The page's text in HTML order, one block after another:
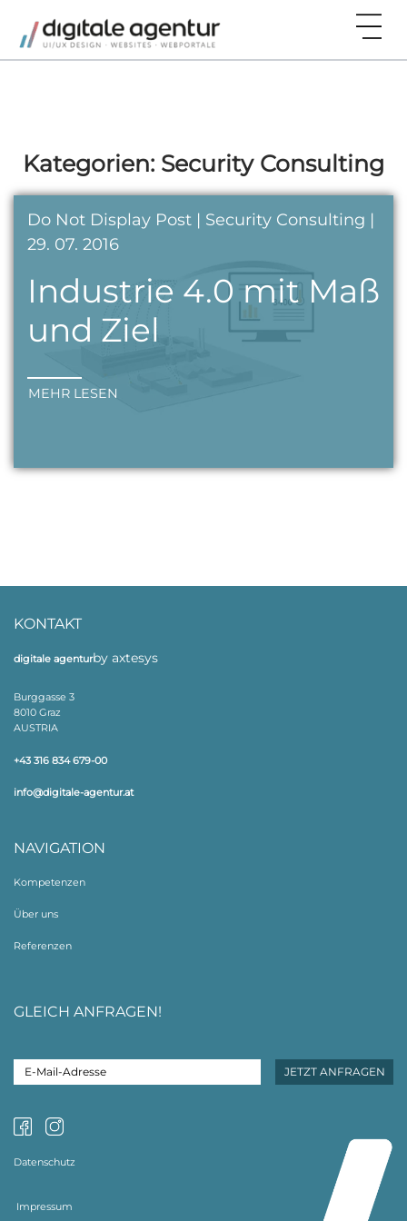
Kategorien: Security Consulting
Do Not Display Post | Security Consulting |
29. 07. 2016
Industrie 4.0 mit Maß
und Ziel
MEHR LESEN
KONTAKT
digitale agenturby axtesys
Burggasse 3
8010 Graz
AUSTRIA
+43 316 834 679-00
info@digitale-agentur.at
NAVIGATION
Kompetenzen
Über uns
Referenzen
GLEICH ANFRAGEN!
Datenschutz
Impressum